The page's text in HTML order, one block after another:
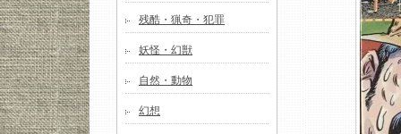
残酷・猟奇・犯罪
妖怪・幻獣
自然・動物
幻想